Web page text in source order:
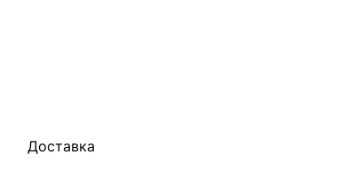
Доставка